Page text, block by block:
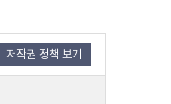
저작권 정책 보기